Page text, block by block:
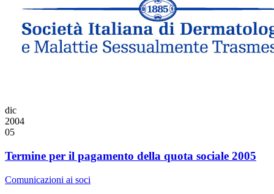
dic
2004
05
Termine per il pagamento della quota sociale 2005
Comunicazioni ai soci